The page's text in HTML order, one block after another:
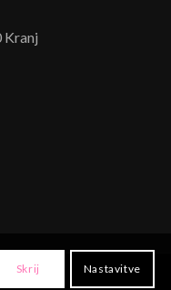
Kranj
Skrij Nastavitve